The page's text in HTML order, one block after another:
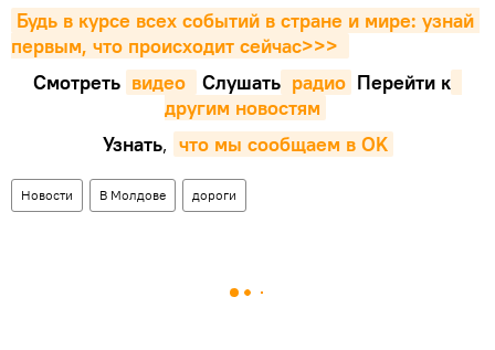
Будь в курсе всех событий в стране и мире: узнай
первым, что происходит сейчаc>>>
Смотреть видео Cлушать радио Перейти к
другим новостям
Узнать, что мы сообщаем в OK
Новости В Молдове дороги